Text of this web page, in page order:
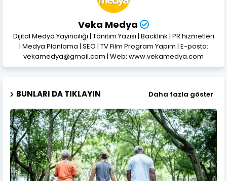
Veka Medya
Dijital Medya Yayıncılığı | Tanıtım Yazısı | Backlink | PR hizmetleri
| Medya Planlama | SEO | TV Film Program Yapım | E-posta:
vekamedya@gmail.com | Web: www.vekamedya.com
BUNLARI DA TIKLAYIN Daha fazla göster